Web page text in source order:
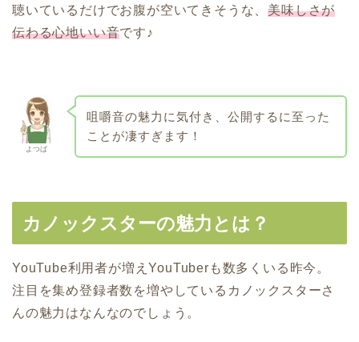
聴いているだけでお腹が空いてきそうな、美味しさが
伝わる心地いい音です♪
よつば
咀嚼音の魅力に気付き、公開するに至った
ことが凄すぎます！
カノックスターの魅力とは？
YouTube利用者が増えYouTuberも数多くいる昨今。
注目を集め登録者数を増やしているカノックスターさ
んの魅力はなんなのでしょう。